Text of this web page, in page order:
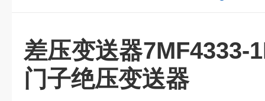
差压变送器7MF4333-
门子绝压变送器